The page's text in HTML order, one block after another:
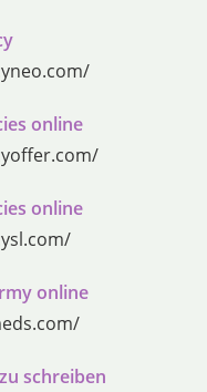
online
online
online
schreiben